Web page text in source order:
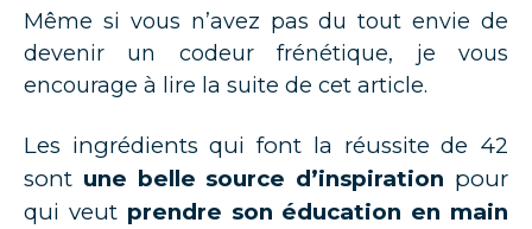
Même si vous n’avez pas du tout envie de
devenir un codeur frénétique, je vous
encourage à lire la suite de cet article.
Les ingrédients qui font la réussite de 42
sont une belle source d’inspiration pour
qui veut prendre son éducation en main